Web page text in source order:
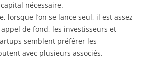
nécessaire.
lorsque l’on se lance seul, il est assez
de fond, les investisseurs et
semblent préférer les
avec plusieurs associés.